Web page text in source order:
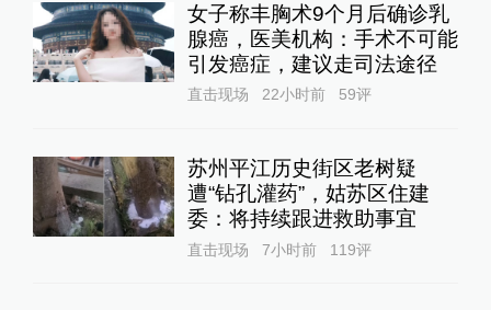
女子称丰胸术9个月后确诊乳
腺癌，医美机构：手术不可能
引发癌症，建议走司法途径
直击现场 22小时前 59评
苏州平江历史街区老树疑
遭“钻孔灌药”，姑苏区住建
委：将持续跟进救助事宜
直击现场 7小时前 119评